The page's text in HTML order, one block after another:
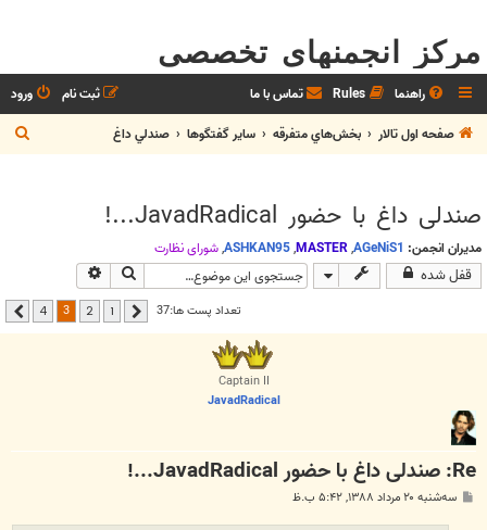
مرکز انجمنهای تخصصی
راهنما Rules تماس با ما ورود
ثبت نام
صفحه اول تالار
بخش‌‌هاي متفرقه ساير گفتگوها صندلي داغ
ج
س
صندلی داغ با حضور JavadRadical...!
مدیران انجمن: AGeNiS1
,
MASTER
,
ASHKAN95
,شوراي نظارت
قفل شده جستجو
تعداد پست ها:37 قبلی 2
3
4 بعدی
Captain II
JavadRadical
Re: صندلی داغ با حضور JavadRadical...!
پ سه‌شنبه ۲۰ مرداد ۱۳۸۸, ۵:۴۲ ب.ظ